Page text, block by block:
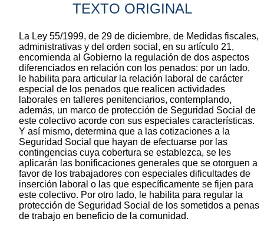
TEXTO ORIGINAL
La Ley 55/1999, de 29 de diciembre, de Medidas fiscales,
administrativas y del orden social, en su artículo 21,
encomienda al Gobierno la regulación de dos aspectos
diferenciados en relación con los penados: por un lado,
le habilita para articular la relación laboral de carácter
especial de los penados que realicen actividades
laborales en talleres penitenciarios, contemplando,
además, un marco de protección de Seguridad Social de
este colectivo acorde con sus especiales características.
Y así mismo, determina que a las cotizaciones a la
Seguridad Social que hayan de efectuarse por las
contingencias cuya cobertura se establezca, se les
aplicarán las bonificaciones generales que se otorguen a
favor de los trabajadores con especiales dificultades de
inserción laboral o las que específicamente se fijen para
este colectivo. Por otro lado, le habilita para regular la
protección de Seguridad Social de los sometidos a penas
de trabajo en beneficio de la comunidad.